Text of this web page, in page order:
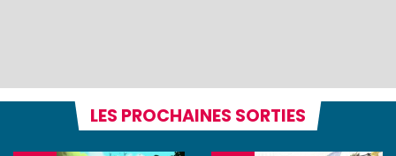
LES PROCHAINES SORTIES